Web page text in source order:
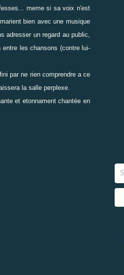
meme si sa voix n'est
bien avec une musique
adresser un regard au public,
les chansons (contre lui-
par ne rien comprendre a ce
la salle perplexe.
et etonnament chantée en